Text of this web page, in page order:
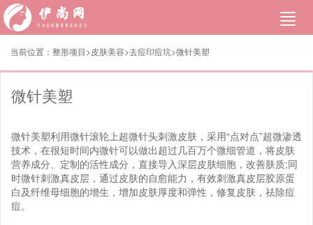
当前位置： 整形项目>皮肤美容>去痘印痘坑>微针美塑
微针美塑
微针美塑利用微针滚轮上超微针头刺激皮肤，采用“点对点”超微渗透
技术，在很短时间内微针可以做出超过几百万个微细管道，将皮肤
营养成分、定制的活性成分，直接导入深层皮肤细胞，改善肤质;同
时微针刺激真皮层，通过皮肤的自愈能力，有效刺激真皮层胶原蛋
白及纤维母细胞的增生，增加皮肤厚度和弹性，修复皮肤，祛除痘
痘。